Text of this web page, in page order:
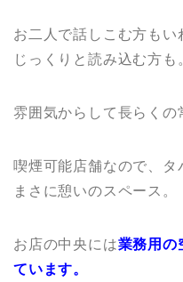
お二人で話しこむ方もい
じっくりと読み込む方も
雰囲気からして長らくの
喫煙可能店舗なので、
まさに憩いのスペース。
お店の中央には業務用の
ています。